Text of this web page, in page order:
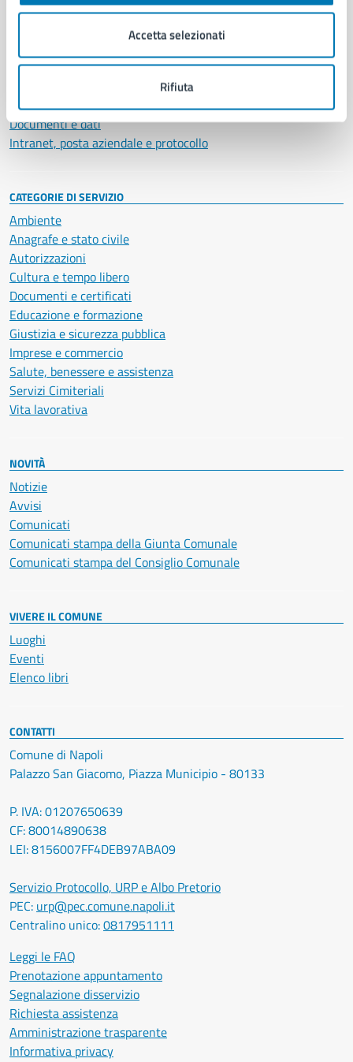
Accetta selezionati
Rifiuta
Organi di governo
Enti e fondazioni
Personale amministrativo
Documenti e dati
Intranet, posta aziendale e protocollo
CATEGORIE DI SERVIZIO
Ambiente
Anagrafe e stato civile
Autorizzazioni
Cultura e tempo libero
Documenti e certificati
Educazione e formazione
Giustizia e sicurezza pubblica
Imprese e commercio
Salute, benessere e assistenza
Servizi Cimiteriali
Vita lavorativa
NOVITÀ
Notizie
Avvisi
Comunicati
Comunicati stampa della Giunta Comunale
Comunicati stampa del Consiglio Comunale
VIVERE IL COMUNE
Luoghi
Eventi
Elenco libri
CONTATTI
Comune di Napoli
Palazzo San Giacomo, Piazza Municipio - 80133
P. IVA: 01207650639
CF: 80014890638
LEI: 8156007FF4DEB97ABA09
Servizio Protocollo, URP e Albo Pretorio
PEC: urp@pec.comune.napoli.it
Centralino unico:0817951111
Leggi le FAQ
Prenotazione appuntamento
Segnalazione disservizio
Richiesta assistenza
Amministrazione trasparente
Informativa privacy